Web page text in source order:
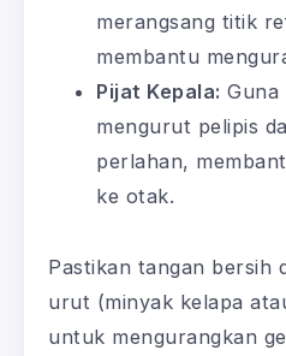
merangsang titik
membantu
Pijat Kepala:
mengurut pelipis
perlahan,
ke otak.
Pastikan tangan bersih
urut (minyak kelapa
untuk mengurangkan